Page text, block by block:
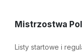
Mistrzostwa
Listy startowe i